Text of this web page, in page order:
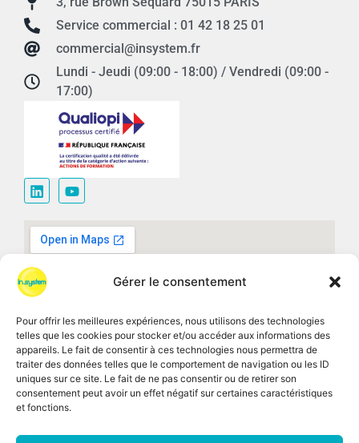
Gérer le consentement
Pour offrir les meilleures expériences, nous utilisons des technologies
telles que les cookies pour stocker et/ou accéder aux informations des
appareils. Le fait de consentir à ces technologies nous permettra de
traiter des données telles que le comportement de navigation ou les ID
uniques sur ce site. Le fait de ne pas consentir ou de retirer son
consentement peut avoir un effet négatif sur certaines caractéristiques
et fonctions.
Service commercial : 01 42 18 25 01
commercial@insystem.fr
Lundi - Jeudi (09:00 - 18:00) / Vendredi (09:00 -
17:00)